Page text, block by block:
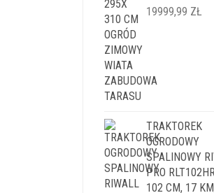
19999,99 ZŁ
TRAKTOREK
OGRODOWY
SPALINOWY
PRO
102 CM, 17